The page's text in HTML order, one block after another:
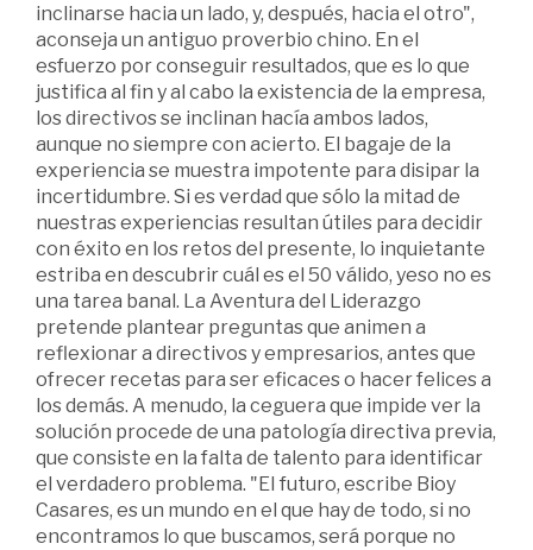
inclinarse hacia un lado, y, después, hacia el otro",
aconseja un antiguo proverbio chino. En el
esfuerzo por conseguir resultados, que es lo que
justifica al fin y al cabo la existencia de la empresa,
los directivos se inclinan hacía ambos lados,
aunque no siempre con acierto. El bagaje de la
experiencia se muestra impotente para disipar la
incertidumbre. Si es verdad que sólo la mitad de
nuestras experiencias resultan útiles para decidir
con éxito en los retos del presente, lo inquietante
estriba en descubrir cuál es el 50 válido, yeso no es
una tarea banal. La Aventura del Liderazgo
pretende plantear preguntas que animen a
reflexionar a directivos y empresarios, antes que
ofrecer recetas para ser eficaces o hacer felices a
los demás. A menudo, la ceguera que impide ver la
solución procede de una patología directiva previa,
que consiste en la falta de talento para identificar
el verdadero problema. "EI futuro, escribe Bioy
Casares, es un mundo en el que hay de todo, si no
encontramos lo que buscamos, será porque no